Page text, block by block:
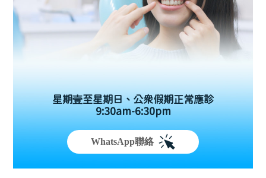
星期壹至星期日、公眾假期正常應診
9:30am-6:30pm
WhatsApp聯絡